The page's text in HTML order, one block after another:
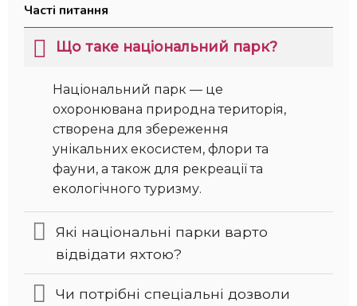
Часті питання
Що таке національний парк?
Національний парк — це
охоронювана природна територія,
створена для збереження
унікальних екосистем, флори та
фауни, а також для рекреації та
екологічного туризму.
Які національні парки варто
відвідати яхтою?
Чи потрібні спеціальні дозволи